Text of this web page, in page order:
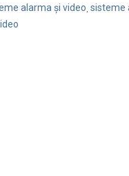
alarma și video, sisteme